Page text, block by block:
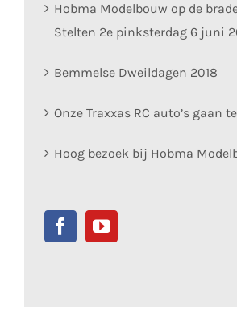
Hobma Modelbouw op de
Stelten 2e pinksterdag 6 juni
Bemmelse Dweildagen 2018
Onze Traxxas RC auto’s gaan
Hoog bezoek bij Hobma